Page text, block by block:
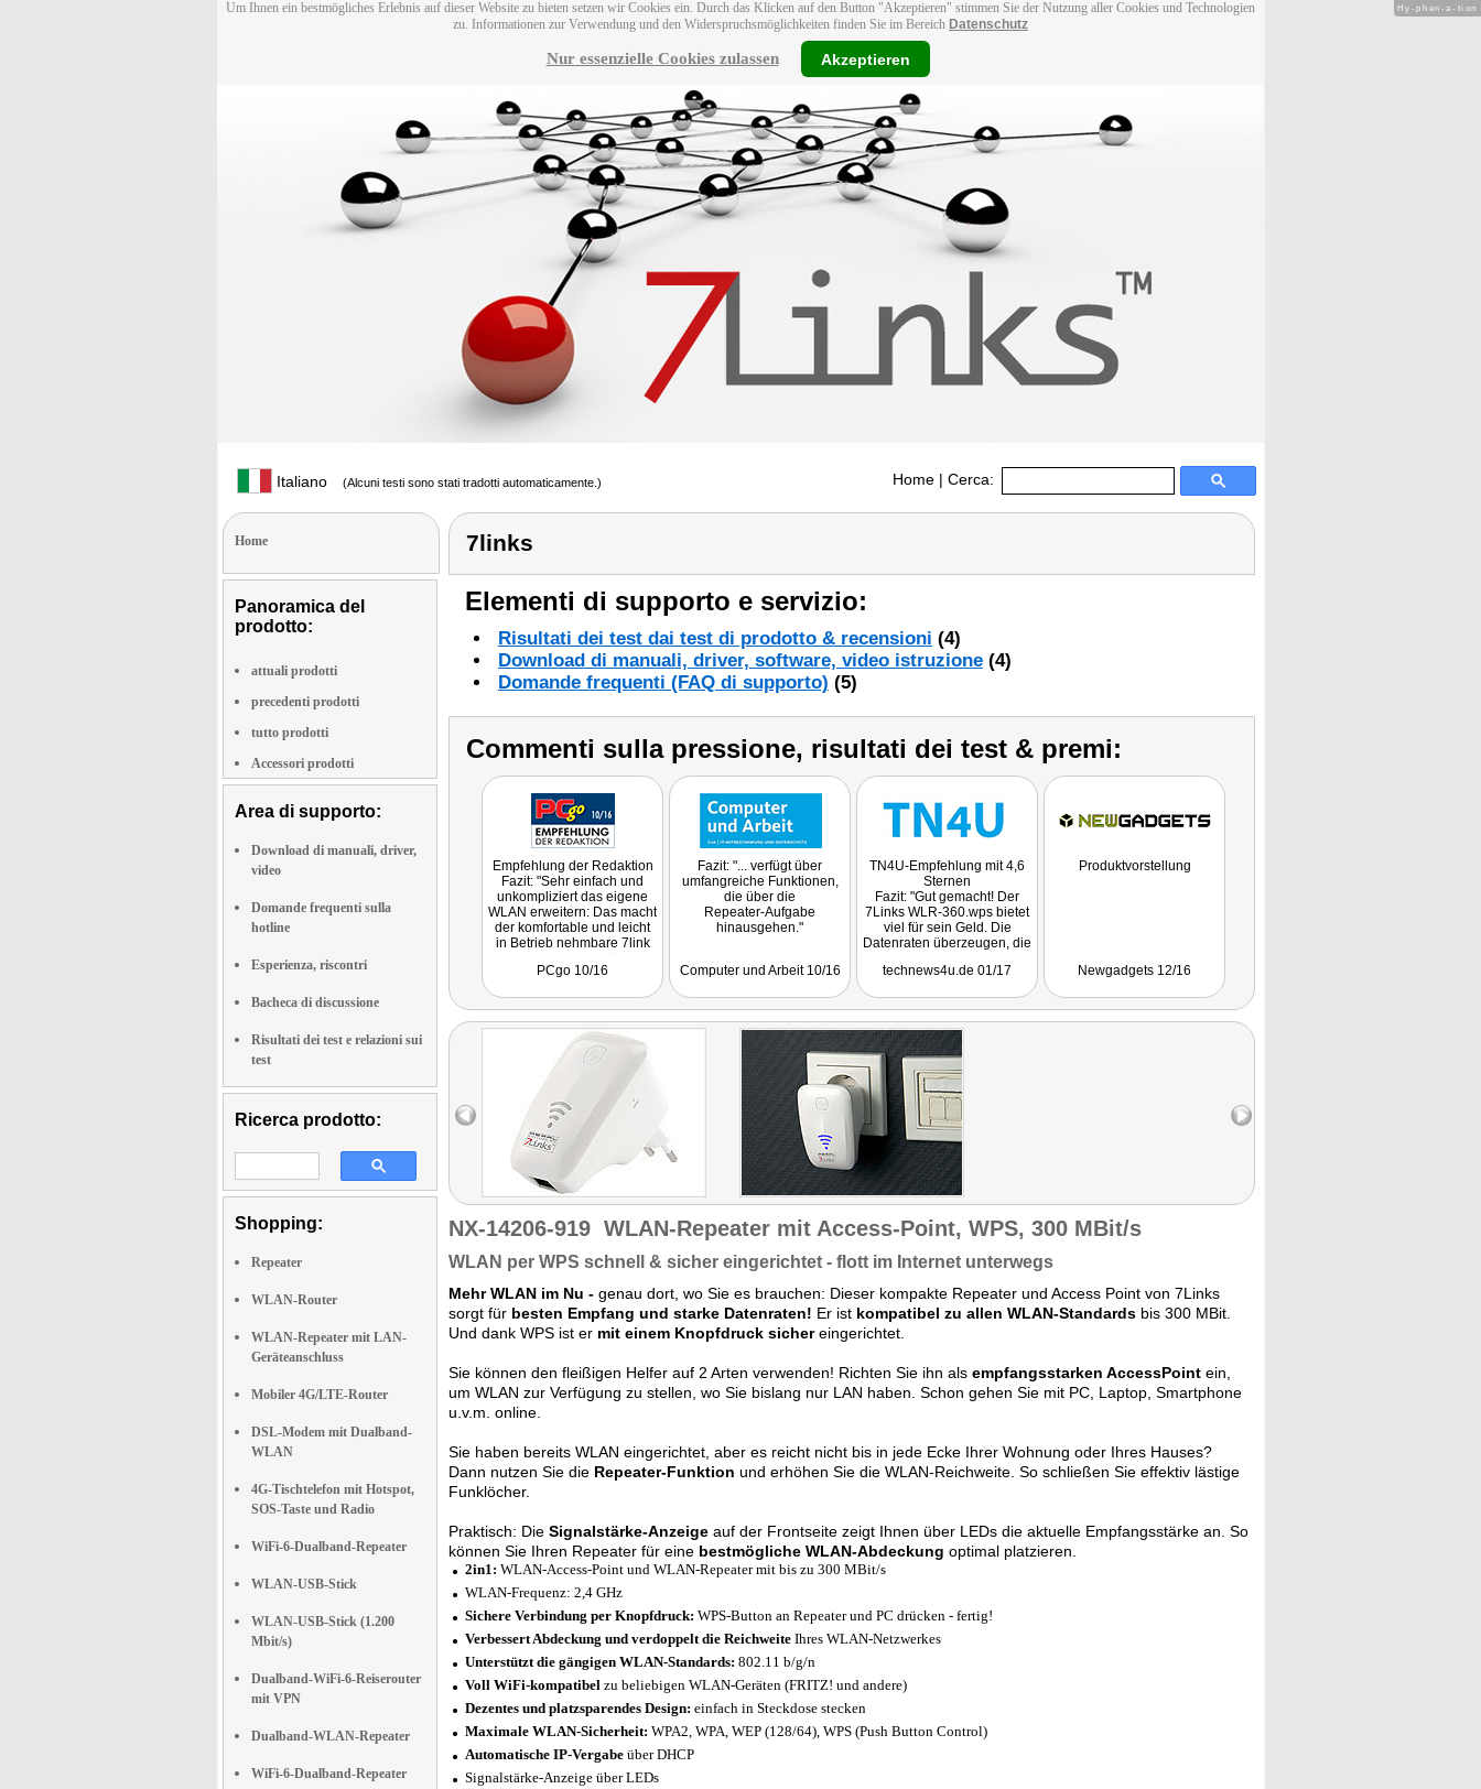
Um Ihnen ein bestmögliches Erlebnis auf dieser Website zu bieten setzen wir Cookies ein. Durch das Klicken auf den Button "Akzeptieren" stimmen Sie der Nutzung aller Cookies und Technologien
zu. Informationen zur Verwendung und den Widerspruchsmöglichkeiten finden Sie im Bereich Datenschutz
Nur essenzielle Cookies zulassen Akzeptieren
Italiano (Alcuni testi sono stati tradotti automaticamente.) Home | Cerca:
Home
Panoramica del
prodotto:
attuali prodotti
precedenti prodotti
tutto prodotti
Accessori prodotti
Area di supporto:
Download di manuali, driver,
video
Domande frequenti sulla
hotline
Esperienza, riscontri
Bacheca di discussione
Risultati dei test e relazioni sui
test
Ricerca prodotto:
Shopping:
Repeater
WLAN-Router
WLAN-Repeater mit LAN-
Geräteanschluss
Mobiler 4G/LTE-Router
DSL-Modem mit Dualband-
WLAN
4G-Tischtelefon mit Hotspot,
SOS-Taste und Radio
WiFi-6-Dualband-Repeater
WLAN-USB-Stick
WLAN-USB-Stick (1.200
Mbit/s)
Dualband-WiFi-6-Reiserouter
mit VPN
Dualband-WLAN-Repeater
WiFi-6-Dualband-Repeater
7links
Elementi di supporto e servizio:
Risultati dei test dai test di prodotto & recensioni (4)
Download di manuali, driver, software, video istruzione (4)
Domande frequenti (FAQ di supporto) (5)
Commenti sulla pressione, risultati dei test & premi:
Empfehlung der Redaktion
Fazit: "Sehr einfach und
unkompliziert das eigene
WLAN erweitern: Das macht
der komfortable und leicht
in Betrieb nehmbare 7link
PCgo 10/16
Fazit: "... verfügt über
umfangreiche Funktionen,
die über die
Repeater-Aufgabe
hinausgehen."
Computer und Arbeit 10/16
TN4U-Empfehlung mit 4,6
Sternen
Fazit: "Gut gemacht! Der
7Links WLR-360.wps bietet
viel für sein Geld. Die
Datenraten überzeugen, die
aktuellen Standard
erleichtert die Installation."
technews4u.de 01/17
Produktvorstellung
Newgadgets 12/16
NX-14206-919 WLAN-Repeater mit Access-Point, WPS, 300 MBit/s
WLAN per WPS schnell & sicher eingerichtet - flott im Internet unterwegs
Mehr WLAN im Nu - genau dort, wo Sie es brauchen: Dieser kompakte Repeater und Access Point von 7Links
sorgt für besten Empfang und starke Datenraten! Er ist kompatibel zu allen WLAN-Standards bis 300 MBit.
Und dank WPS ist er mit einem Knopfdruck sichereingerichtet.
Sie können den fleißigen Helfer auf 2 Arten verwenden! Richten Sie ihn als empfangsstarken AccessPoint ein,
um WLAN zur Verfügung zu stellen, wo Sie bislang nur LAN haben. Schon gehen Sie mit PC, Laptop, Smartphone
u.v.m. online.
Sie haben bereits WLAN eingerichtet, aber es reicht nicht bis in jede Ecke Ihrer Wohnung oder Ihres Hauses?
Dann nutzen Sie die Repeater-Funktion und erhöhen Sie die WLAN-Reichweite. So schließen Sie effektiv lästige
Funklöcher.
Praktisch: Die Signalstärke-Anzeige auf der Frontseite zeigt Ihnen über LEDs die aktuelle Empfangsstärke an. So
können Sie Ihren Repeater für eine bestmögliche WLAN-Abdeckung optimal platzieren.
2in1: WLAN-Access-Point und WLAN-Repeater mit bis zu 300 MBit/s
WLAN-Frequenz: 2,4 GHz
Sichere Verbindung per Knopfdruck: WPS-Button an Repeater und PC drücken - fertig!
Verbessert Abdeckung und verdoppelt die Reichweite Ihres WLAN-Netzwerkes
Unterstützt die gängigen WLAN-Standards: 802.11 b/g/n
Voll WiFi-kompatibel zu beliebigen WLAN-Geräten (FRITZ! und andere)
Dezentes und platzsparendes Design: einfach in Steckdose stecken
Maximale WLAN-Sicherheit: WPA2, WPA, WEP (128/64), WPS (Push Button Control)
Automatische IP-Vergabe über DHCP
Signalstärke-Anzeige über LEDs
Hy-phen-a-tion